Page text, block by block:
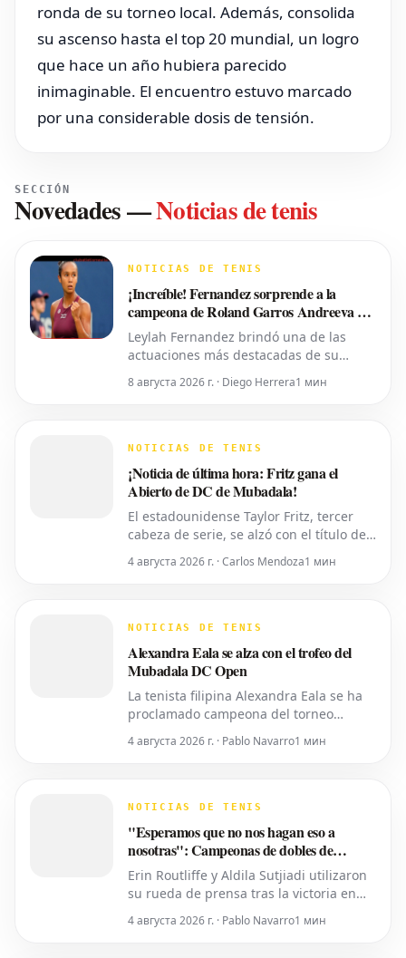
ronda de su torneo local. Además, consolida
su ascenso hasta el top 20 mundial, un logro
que hace un año hubiera parecido
inimaginable. El encuentro estuvo marcado
por una considerable dosis de tensión.
SECCIÓN
Novedades—Noticias de tenis
NOTICIAS DE TENIS
¡Increíble! Fernandez sorprende a la
campeona de Roland Garros Andreeva en
Toronto
Leylah Fernandez brindó una de las
actuaciones más destacadas de su
mundo, Mirra Andreeva, con un
avanzó a octavos de final del National
Toront
8 августа 2026 г. · Diego Herrera1 мин
NOTICIAS DE TENIS
¡Noticia de última hora: Fritz gana el
Abierto de DC de Mubadala!
El estadounidense Taylor Fritz, tercer
cabeza de serie, se alzó con el título del
lunes por la noche, tras derrotar al
temporada 2026. Fritz, actualmente
4 августа 2026 г. · Carlos Mendoza1 мин
NOTICIAS DE TENIS
Alexandra Eala se alza con el trofeo del
Mubadala DC Open
La tenista filipina Alexandra Eala se ha
proclamado campeona del torneo
cabeza de serie número uno, la
del lunes. Eala, actualmente en el
demostró su
4 августа 2026 г. · Pablo Navarro1 мин
NOTICIAS DE TENIS
"Esperamos que no nos hagan eso a
nosotras": Campeonas de dobles de
Washington expresan temor por los
recortes propuestos por la ATP que se
extienden a la WTA
Erin Routliffe y Aldila Sutjiadi utilizaron
su rueda de prensa tras la victoria en
preocupación de que los recortes
4 августа 2026 г. · Pablo Navarro1 мин